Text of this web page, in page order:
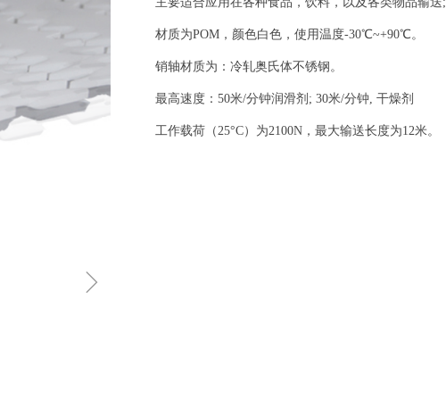
材质为POM，颜色白色，使用温度-30℃~+90℃。
销轴材质为：冷轧奥氏体不锈钢。
最高速度：50米/分钟润滑剂; 30米/分钟, 干燥剂
工作载荷（25°C）为2100N，最大输送长度为12米。
ꁇ